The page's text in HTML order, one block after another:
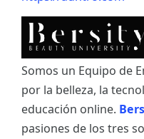
Somos un Equipo de
por la belleza, la
educación online.
pasiones de los tres